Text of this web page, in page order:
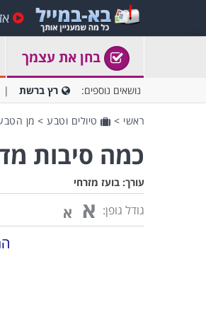
בחן את עצמך
נושאים נוספים: רץ ברשת
ראשי > טיולים וטבע > מן
כמה סיבות
עורך: בועז מזרחי
גודל גופן: א א